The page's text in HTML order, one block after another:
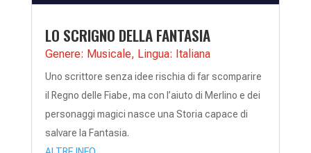
LO SCRIGNO DELLA FANTASIA
Genere: Musicale, Lingua: Italiana
Uno scrittore senza idee rischia di far scomparire
il Regno delle Fiabe, ma con l’aiuto di Merlino e dei
personaggi magici nasce una Storia capace di
salvare la Fantasia.